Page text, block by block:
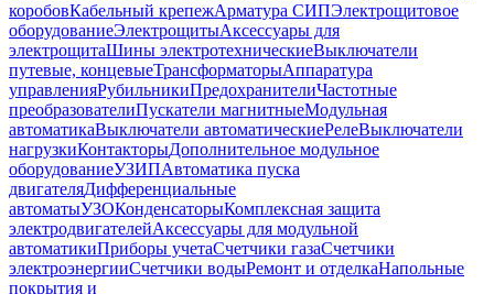
коробовКабельный крепежАрматура СИПЭлектрощитовое
оборудованиеЭлектрощитыАксессуары для
электрощитаШины электротехническиеВыключатели
путевые, концевыеТрансформаторыАппаратура
управленияРубильникиПредохранителиЧастотные
преобразователиПускатели магнитныеМодульная
автоматикаВыключатели автоматическиеРелеВыключатели
нагрузкиКонтакторыДополнительное модульное
оборудованиеУЗИПАвтоматика пуска
двигателяДифференциальные
автоматыУЗОКонденсаторыКомплексная защита
электродвигателейАксессуары для модульной
автоматикиПриборы учетаСчетчики газаСчетчики
электроэнергииСчетчики водыРемонт и отделкаНапольные
покрытия и